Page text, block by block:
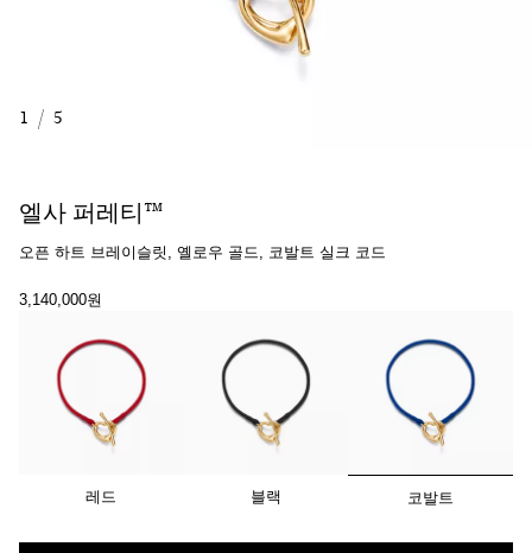
1 / 5
엘사 퍼레티™
오픈 하트 브레이슬릿, 옐로우 골드, 코발트 실크 코드
3,140,000원
레드 블랙 선택됨
코발트